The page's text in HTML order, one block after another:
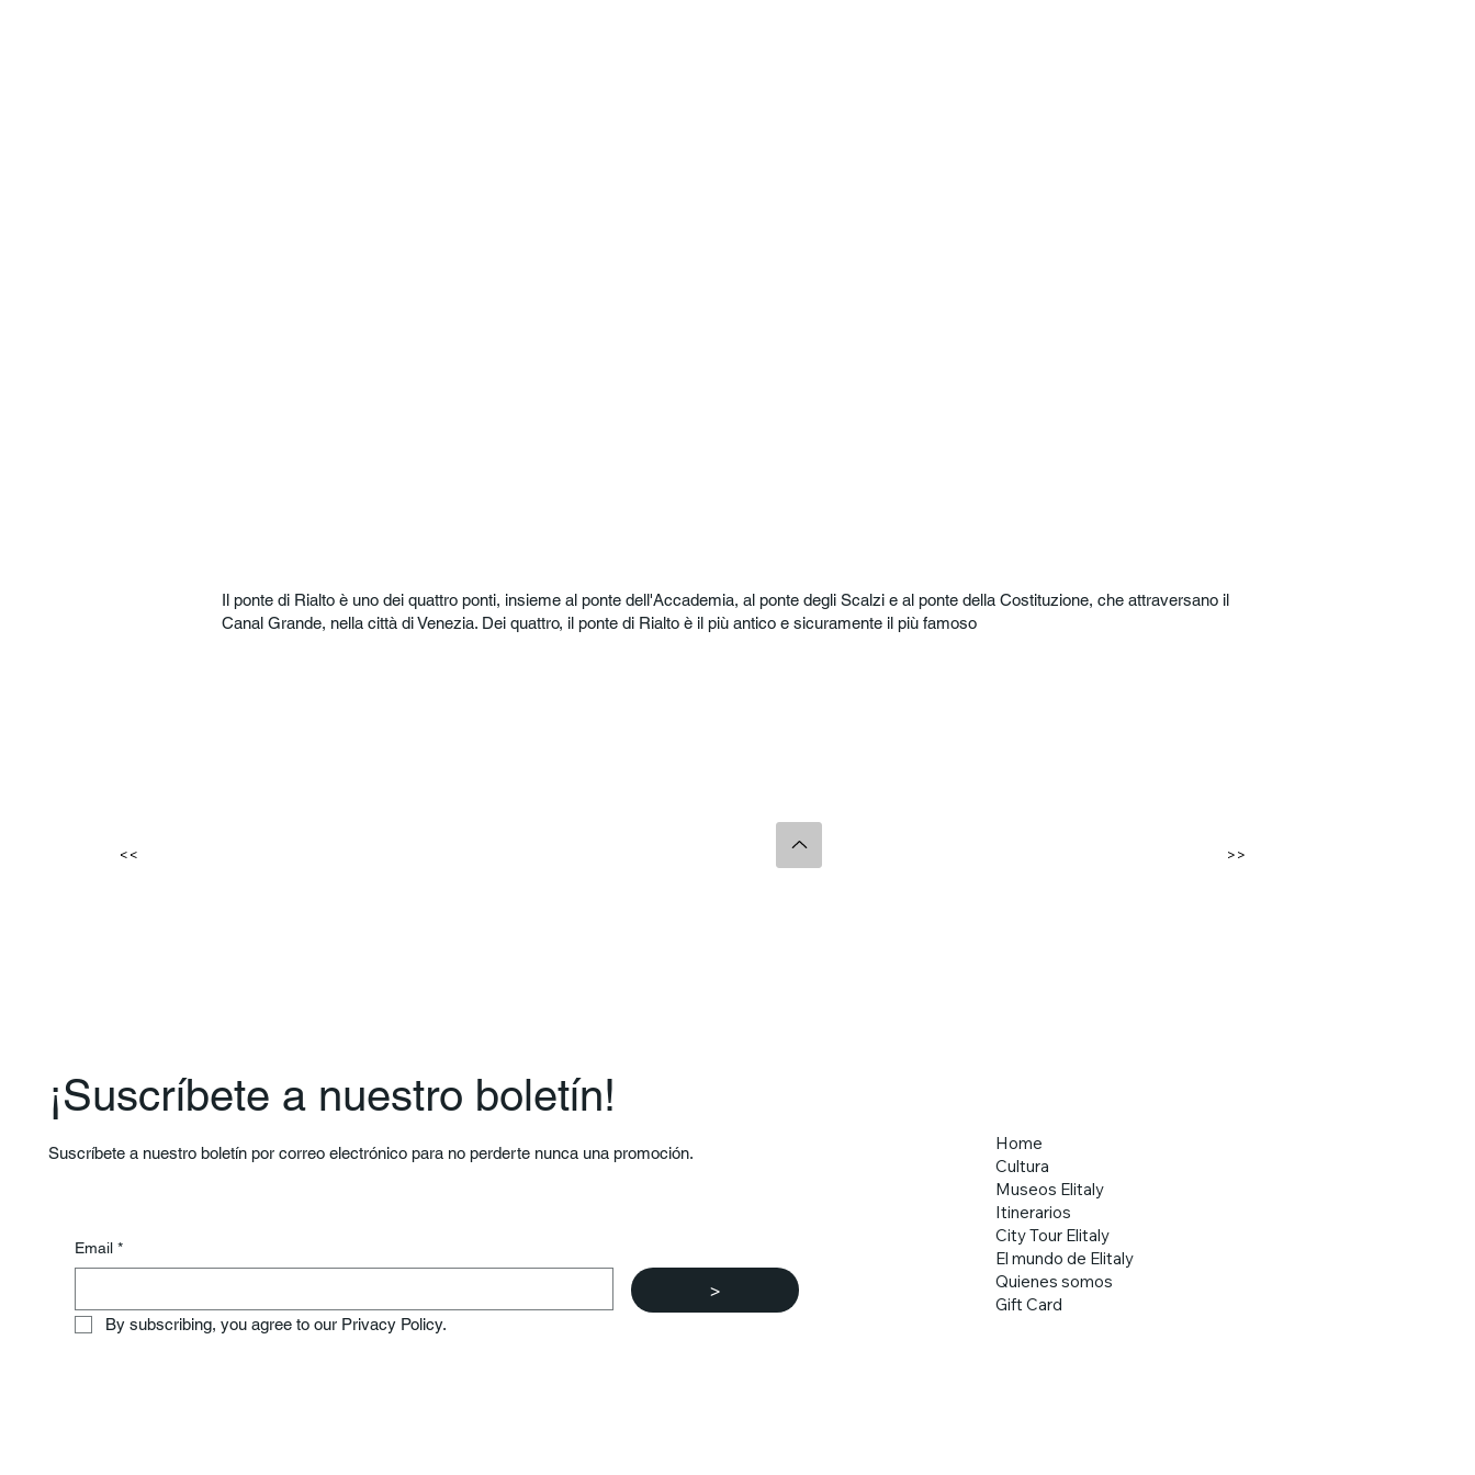
Il ponte di Rialto è uno dei quattro ponti, insieme al ponte dell'Accademia, al ponte degli Scalzi e al ponte della Costituzione, che attraversano il
Canal Grande, nella città di Venezia. Dei quattro, il ponte di Rialto è il più antico e sicuramente il più famoso
<< >>
¡Suscríbete a nuestro boletín!
Suscríbete a nuestro boletín por correo electrónico para no perderte nunca una promoción.
Email *
>
By subscribing, you agree to our Privacy Policy.
Home
Cultura
Museos Elitaly
Itinerarios
City Tour Elitaly
El mundo de Elitaly
Quienes somos
Gift Card